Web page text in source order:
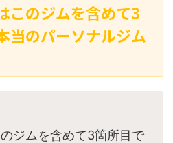
このジムを含めて3
当のパーソナルジム
ジムを含めて3箇所目で